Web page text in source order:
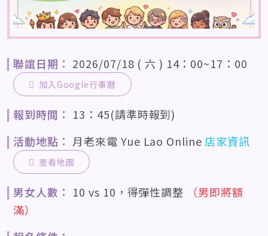
聯誼日期： 2026/07/18 ( 六 ) 14：00~17：00
加入Google行事曆
報到時間： 13：45(請準時報到)
活動地點： 月老來電 Yue Lao Online 店家資訊
查看地圖
男女人數： 10 vs 10，得彈性調整
（男即將額
滿）